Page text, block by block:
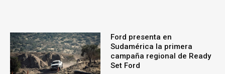
Ford presenta en
Sudamérica la primera
campaña regional de Ready
Set Ford